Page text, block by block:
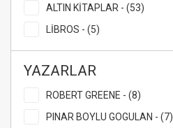
ALTIN KİTAPLAR - (53)
LİBROS - (5)
YAZARLAR
ROBERT GREENE - (8)
PINAR BOYLU GOGULAN - (7)